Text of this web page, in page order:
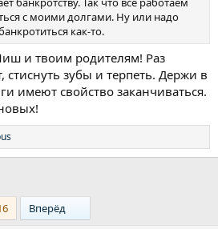
с моими долгами. Ну или надо
как-то.
и твоим родителям! Раз
стиснуть зубы и терпеть. Держи в
имеют свойство заканчиваться.
Вперёд